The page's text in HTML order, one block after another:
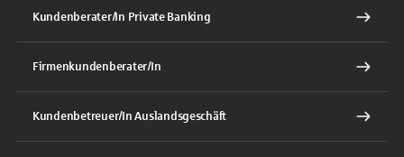
Kundenberater/In Private Banking
Firmenkundenberater/In
Kundenbetreuer/In Auslandsgeschäft